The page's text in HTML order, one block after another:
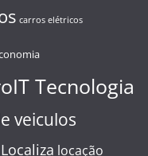
carros elétricos
Tecnologia
veiculos
Localiza locação